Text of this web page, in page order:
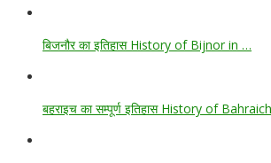
बिजनौर का इतिहास History of Bijnor in …
बहराइच का सम्पूर्ण इतिहास History of